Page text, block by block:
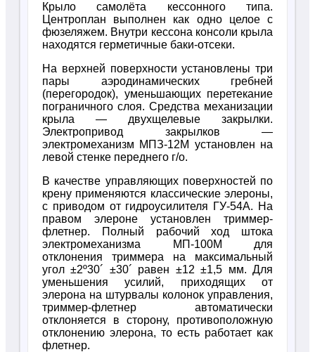
Крыло самолёта кессонного типа.
Центроплан выполнен как одно целое с
фюзеляжем. Внутри кессона консоли крыла
находятся герметичные баки-отсеки.
На верхней поверхности установлены три
пары аэродинамических гребней
(перегородок), уменьшающих перетекание
пограничного слоя. Средства механизации
крыла — двухщелевые закрылки.
Электропривод закрылков —
электромеханизм МПЗ-12М установлен на
левой стенке переднего г/о.
В качестве управляющих поверхностей по
крену применяются классические элероны,
с приводом от гидроусилителя ГУ-54А. На
правом элероне установлен триммер-
флетнер. Полный рабочий ход штока
электромеханизма МП-100М для
отклонения триммера на максимальный
угол ±2º30´ ±30´ равен ±12 ±1,5 мм. Для
уменьшения усилий, приходящих от
элерона на штурвалы колонок управления,
триммер-флетнер автоматически
отклоняется в сторону, противоположную
отклонению элерона, то есть работает как
флетнер.